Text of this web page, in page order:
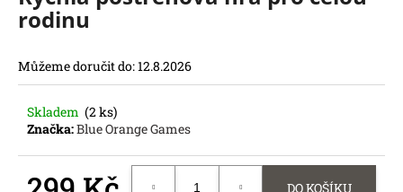
rodinu
Můžeme doručit do:12.8.2026
Skladem (2 ks)
Značka:Blue Orange Games
DO KOŠÍKU
D
o
p
o
u